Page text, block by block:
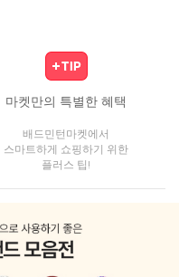
마켓만의 특별한 혜택
배드민턴마켓에서
스마트하게 쇼핑하기 위한
플러스 팁!